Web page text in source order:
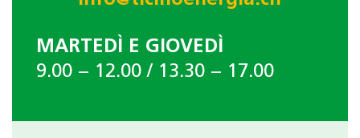
MARTEDÌ E GIOVEDÌ
9.00 − 12.00 / 13.30 − 17.00